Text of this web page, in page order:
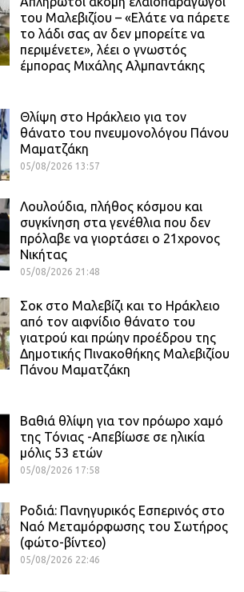
του Μαλεβιζίου – «Ελάτε να πάρετε
το λάδι σας αν δεν μπορείτε να
περιμένετε», λέει ο γνωστός
έμπορας Μιχάλης Αλμπαντάκης
Θλίψη στο Ηράκλειο για τον
θάνατο του πνευμονολόγου Πάνου
Μαματζάκη
05/08/2026 13:57
Λουλούδια, πλήθος κόσμου και
συγκίνηση στα γενέθλια που δεν
πρόλαβε να γιορτάσει ο 21χρονος
Νικήτας
05/08/2026 21:48
Σοκ στο Μαλεβίζι και το Ηράκλειο
από τον αιφνίδιο θάνατο του
γιατρού και πρώην προέδρου της
Δημοτικής Πινακοθήκης Μαλεβιζίου
Πάνου Μαματζάκη
Βαθιά θλίψη για τον πρόωρο χαμό
της Τόνιας -Απεβίωσε σε ηλικία
μόλις 53 ετών
05/08/2026 17:58
Ροδιά: Πανηγυρικός Εσπερινός στο
Ναό Μεταμόρφωσης του Σωτήρος
(φώτο-βίντεο)
05/08/2026 22:46